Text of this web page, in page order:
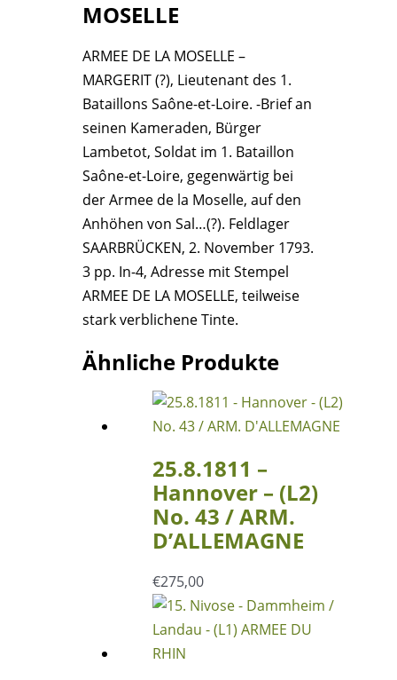
MOSELLE
MOSELLE
ARMEE DE LA MOSELLE –
MARGERIT (?), Lieutenant des 1.
Bataillons Saône-et-Loire. -Brief an
seinen Kameraden, Bürger
Lambetot, Soldat im 1. Bataillon
Saône-et-Loire, gegenwärtig bei
der Armee de la Moselle, auf den
Anhöhen von Sal…(?). Feldlager
SAARBRÜCKEN, 2. November 1793.
3 pp. In-4, Adresse mit Stempel
ARMEE DE LA MOSELLE, teilweise
stark verblichene Tinte.
Ähnliche Produkte
25.8.1811 –
Hannover – (L2)
No. 43 / ARM.
D’ALLEMAGNE
€275,00